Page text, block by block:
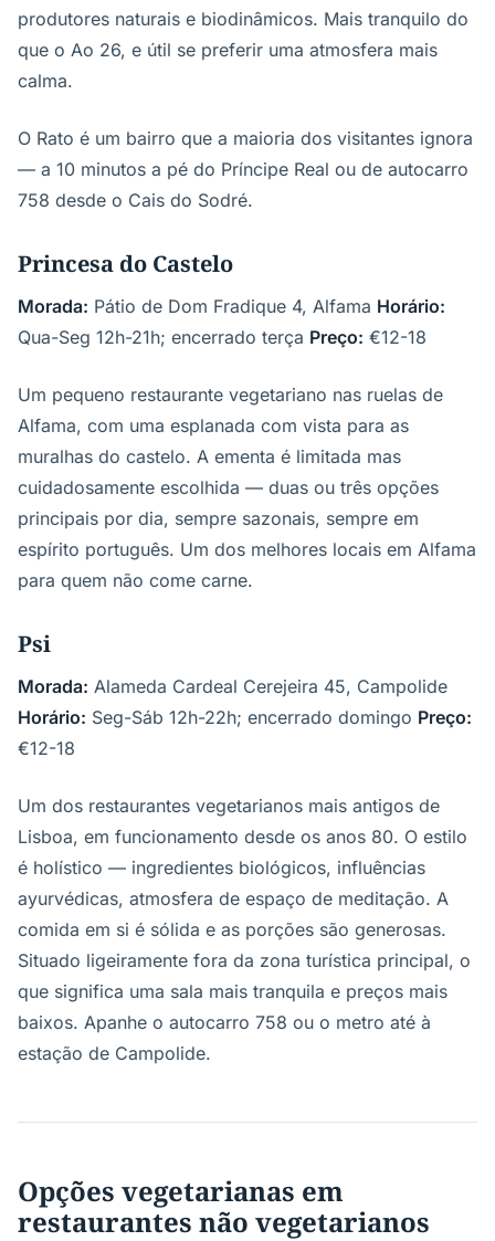
produtores naturais e biodinâmicos. Mais tranquilo do
que o Ao 26, e útil se preferir uma atmosfera mais
calma.
O Rato é um bairro que a maioria dos visitantes ignora
— a 10 minutos a pé do Príncipe Real ou de autocarro
758 desde o Cais do Sodré.
Princesa do Castelo
Morada: Pátio de Dom Fradique 4, Alfama Horário:
Qua-Seg 12h-21h; encerrado terça Preço: €12-18
Um pequeno restaurante vegetariano nas ruelas de
Alfama, com uma esplanada com vista para as
muralhas do castelo. A ementa é limitada mas
cuidadosamente escolhida — duas ou três opções
principais por dia, sempre sazonais, sempre em
espírito português. Um dos melhores locais em Alfama
para quem não come carne.
Psi
Morada: Alameda Cardeal Cerejeira 45, Campolide
Horário: Seg-Sáb 12h-22h; encerrado domingo Preço:
€12-18
Um dos restaurantes vegetarianos mais antigos de
Lisboa, em funcionamento desde os anos 80. O estilo
é holístico — ingredientes biológicos, influências
ayurvédicas, atmosfera de espaço de meditação. A
comida em si é sólida e as porções são generosas.
Situado ligeiramente fora da zona turística principal, o
que significa uma sala mais tranquila e preços mais
baixos. Apanhe o autocarro 758 ou o metro até à
estação de Campolide.
Opções vegetarianas em
restaurantes não vegetarianos